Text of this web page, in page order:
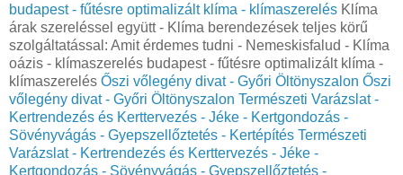
budapest - fűtésre optimalizált klíma - klímaszerelés Klíma
árak szereléssel együtt - Klíma berendezések teljes körű
szolgáltatással: Amit érdemes tudni - Nemeskisfalud - Klíma
oázis - klímaszerelés budapest - fűtésre optimalizált klíma -
klímaszerelés Őszi vőlegény divat - Győri Öltönyszalon Őszi
vőlegény divat - Győri Öltönyszalon Természeti Varázslat -
Kertrendezés és Kerttervezés - Jéke - Kertgondozás -
Sövényvágás - Gyepszellőztetés - Kertépítés Természeti
Varázslat - Kertrendezés és Kerttervezés - Jéke -
Kertgondozás - Sövényvágás - Gyepszellőztetés -